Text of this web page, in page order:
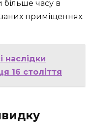
часу в
приміщеннях.
наслідки
16 століття